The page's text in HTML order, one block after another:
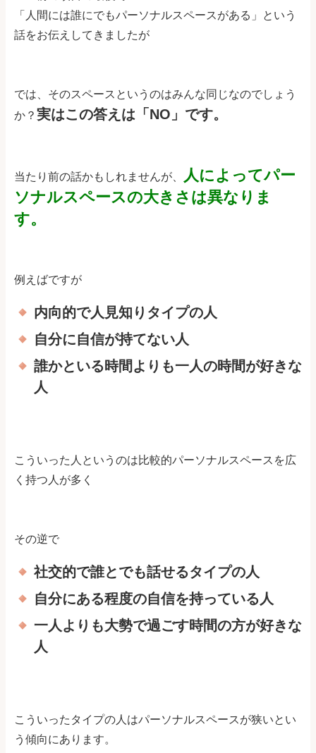
「人間には誰にでもパーソナルスペースがある」という
話をお伝えしてきましたが
では、そのスペースというのはみんな同じなのでしょう
か？ 実はこの答えは「NO」です。
当たり前の話かもしれませんが、
人によってパー
ソナルスペースの大きさは異なりま
す。
例えばですが
内向的で人見知りタイプの人
自分に自信が持てない人
誰かといる時間よりも一人の時間が好きな
人
こういった人というのは比較的パーソナルスペースを広
く持つ人が多く
その逆で
社交的で誰とでも話せるタイプの人
自分にある程度の自信を持っている人
一人よりも大勢で過ごす時間の方が好きな
人
こういったタイプの人はパーソナルスペースが狭いとい
う傾向にあります。